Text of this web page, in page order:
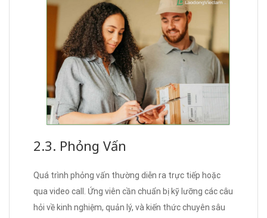
2.3. Phỏng Vấn
Quá trình phỏng vấn thường diễn ra trực tiếp hoặc
qua video call. Ứng viên cần chuẩn bị kỹ lưỡng các câu
hỏi về kinh nghiệm, quản lý, và kiến thức chuyên sâu